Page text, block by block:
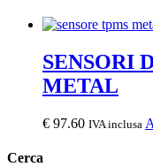
SENSORI
METAL
€ 97.60 IVA inclusa
Cerca